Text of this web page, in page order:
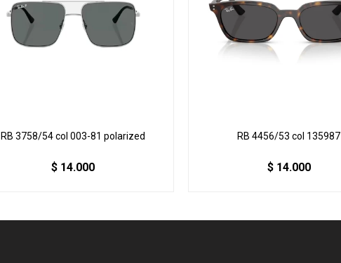
RB 3758/54 col 003-81 polarized
$ 14.000
RB 4456/53 col 135987
$ 14.000